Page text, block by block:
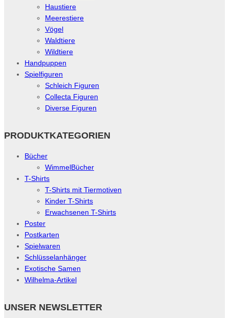
Haustiere
Meerestiere
Vögel
Waldtiere
Wildtiere
Handpuppen
Spielfiguren
Schleich Figuren
Collecta Figuren
Diverse Figuren
PRODUKTKATEGORIEN
Bücher
WimmelBücher
T-Shirts
T-Shirts mit Tiermotiven
Kinder T-Shirts
Erwachsenen T-Shirts
Poster
Postkarten
Spielwaren
Schlüsselanhänger
Exotische Samen
Wilhelma-Artikel
UNSER NEWSLETTER